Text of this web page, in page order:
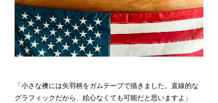
「小さな襖には矢羽柄をガムテープで描きました。直線的な
グラフィックだから、絵心なくても可能だと思いますよ」